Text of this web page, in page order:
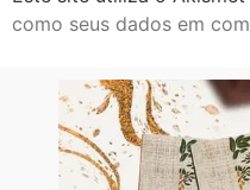
como seus dados em